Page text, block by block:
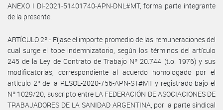
ANEXO I DI-2021-51401740-APN-DNL#MT, forma parte integrante
de la presente.
ARTÍCULO 2º.- Fíjase el importe promedio de las remuneraciones del
cual surge el tope indemnizatorio, según los términos del artículo
245 de la Ley de Contrato de Trabajo Nº 20.744 (t.o. 1976) y sus
modificatorias, correspondiente al acuerdo homologado por el
artículo 2º de la RESOL-2020-756-APN-ST#MT y registrado bajo el
Nº 1029/20, suscripto entre LA FEDERACIÓN DE ASOCIACIONES DE
TRABAJADORES DE LA SANIDAD ARGENTINA, por la parte sindical